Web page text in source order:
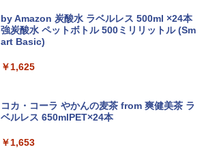
付きノートパソコン 初心者向け Window
s11 初期設定済 Webカメラ zoom 日本語
キーボード 14.1型 Intel Celeron メモリ
ジネス 大学生 プレゼント 学生向け
本日10倍！高性能第10世代Core i7-1061
0Uノートパソコン 中古 Dynabook G83
レッド 2.9GHz ミニパソコン 静音 M.2 2
242 SATA WIFI6 Bluetooth5.2 4K HDMI
2画面出力 デスクトップPC みにpc 省エ
プパソコン PC 一体型 Office付き 可能
新品 Lenovo IdeaCentre AIO 24AKP10
VESA対応 HDMI+DP搭載 5年保証 スピー
カー内蔵 HDMIケーブル付き MFG24F4
Minifire
￥13,999
アイ・オー・データ機器 LCD-DF241ED
￥8,800
蝉川 夏哉 ]
レスイヤホン bluetooth イヤホン V12 小型
軽量 ブルートゥースHi-Fi 最大36時間再生 ぶ
るーとゅーす コードレス ENCノイズキャン
付き 防水 タッチ式音量調整 スポーツ/通勤/通
￥1,964
Xiaomi シャオミ REDMI Buds 8 Lite ワイヤ
￥250
￥250
by Amazon 炭酸水 ラベルレス 500ml ×24本
強炭酸水 ペットボトル 500ミリリットル (Sm
art Basic)
￥1,625
コカ・コーラ やかんの麦茶 from 爽健美茶 ラ
ベルレス 650mlPET×24本
￥1,653